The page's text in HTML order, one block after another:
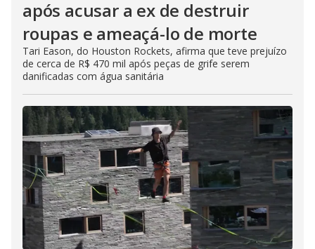
após acusar a ex de destruir
roupas e ameaçá-lo de morte
Tari Eason, do Houston Rockets, afirma que teve prejuízo
de cerca de R$ 470 mil após peças de grife serem
danificadas com água sanitária